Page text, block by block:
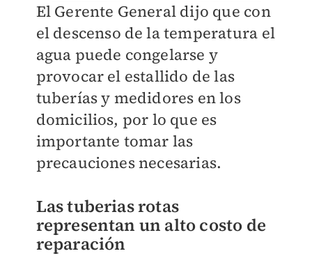
El Gerente General dijo que con
el descenso de la temperatura el
agua puede congelarse y
provocar el estallido de las
tuberías y medidores en los
domicilios, por lo que es
importante tomar las
precauciones necesarias.
Las tuberias rotas
representan un alto costo de
reparación